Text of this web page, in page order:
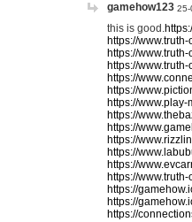
gamehow123 25-
this is good.
https://
https://
https://
https://
https://
https://
https://
https://
https://
https://
https://
https://
https://
https://
https://